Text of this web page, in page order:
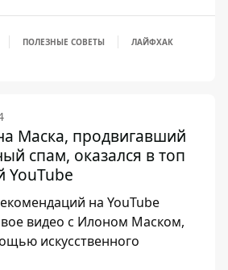
ПОЛЕЗНЫЕ СОВЕТЫ ЛАЙФХАК
Маска, продвигавший
спам, оказался в топ
YouTube
на YouTube
видео с Илоном Маском,
искусственного